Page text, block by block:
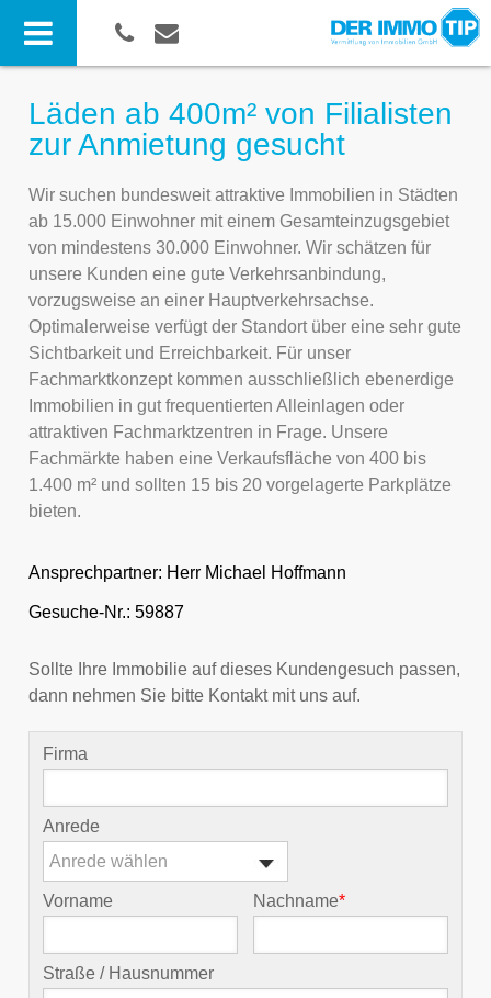
Läden ab 400m² von Filialisten
zur Anmietung gesucht
Wir suchen bundesweit attraktive Immobilien in Städten
ab 15.000 Einwohner mit einem Gesamteinzugsgebiet
von mindestens 30.000 Einwohner. Wir schätzen für
unsere Kunden eine gute Verkehrsanbindung,
vorzugsweise an einer Hauptverkehrsachse.
Optimalerweise verfügt der Standort über eine sehr gute
Sichtbarkeit und Erreichbarkeit. Für unser
Fachmarktkonzept kommen ausschließlich ebenerdige
Immobilien in gut frequentierten Alleinlagen oder
attraktiven Fachmarktzentren in Frage. Unsere
Fachmärkte haben eine Verkaufsfläche von 400 bis
1.400 m² und sollten 15 bis 20 vorgelagerte Parkplätze
bieten.
Ansprechpartner: Herr Michael Hoffmann
Gesuche-Nr.: 59887
Sollte Ihre Immobilie auf dieses Kundengesuch passen,
dann nehmen Sie bitte Kontakt mit uns auf.
Firma
Anrede
Anrede wählen
Vorname Nachname*
Straße / Hausnummer